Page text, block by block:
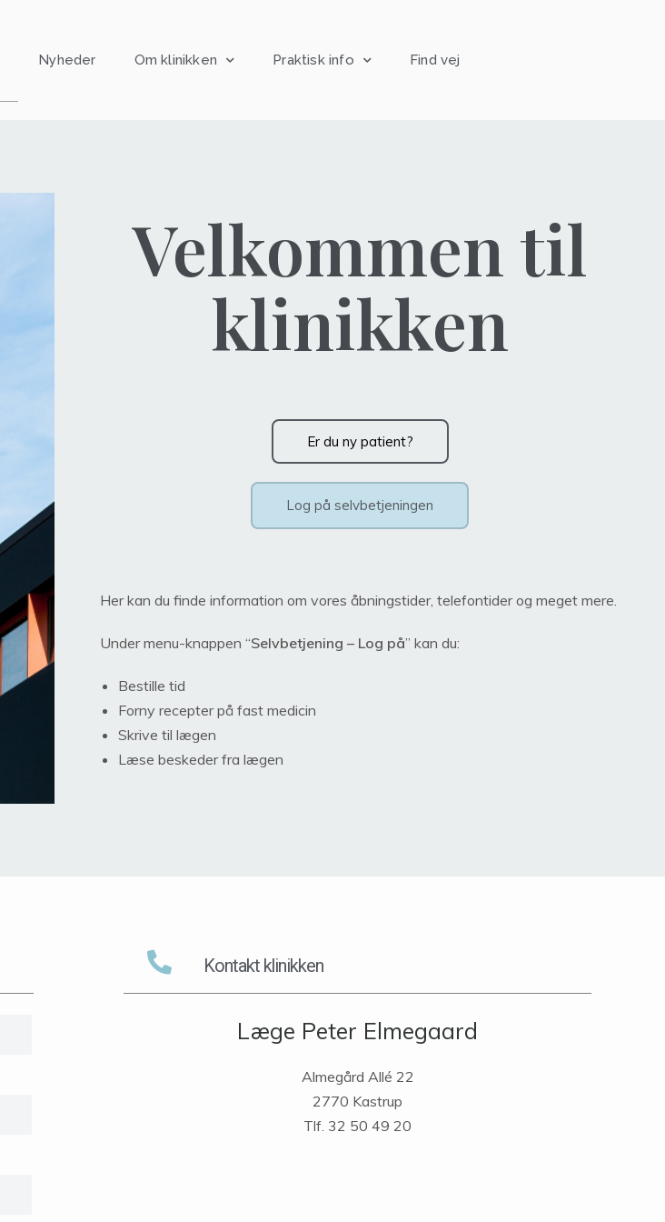
Nyheder Om klinikken Praktisk info Find vej
Velkommen til
klinikken
Er du ny patient?
Log på selvbetjeningen
Her kan du finde information om vores åbningstider, telefontider og meget mere.
Under menu-knappen “Selvbetjening – Log på” kan du:
Bestille tid
Forny recepter på fast medicin
Skrive til lægen
Læse beskeder fra lægen
Kontakt klinikken
Læge Peter Elmegaard
Almegård Allé 22
2770 Kastrup
Tlf. 32 50 49 20